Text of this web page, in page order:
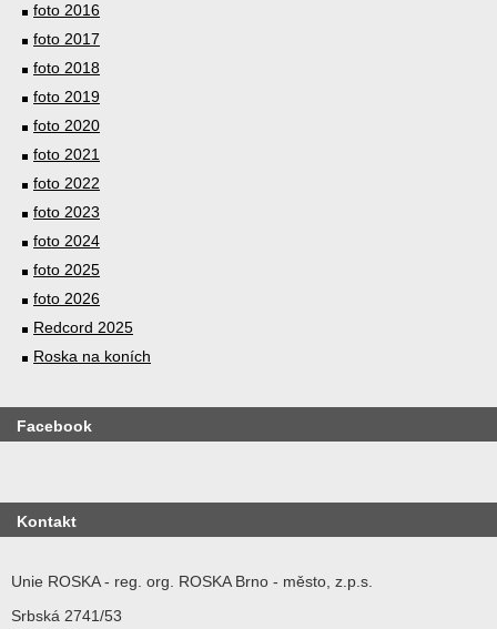
foto 2016
foto 2017
foto 2018
foto 2019
foto 2020
foto 2021
foto 2022
foto 2023
foto 2024
foto 2025
foto 2026
Redcord 2025
Roska na koních
Facebook
Kontakt
Unie ROSKA - reg. org. ROSKA Brno - město, z.p.s.
Srbská 2741/53